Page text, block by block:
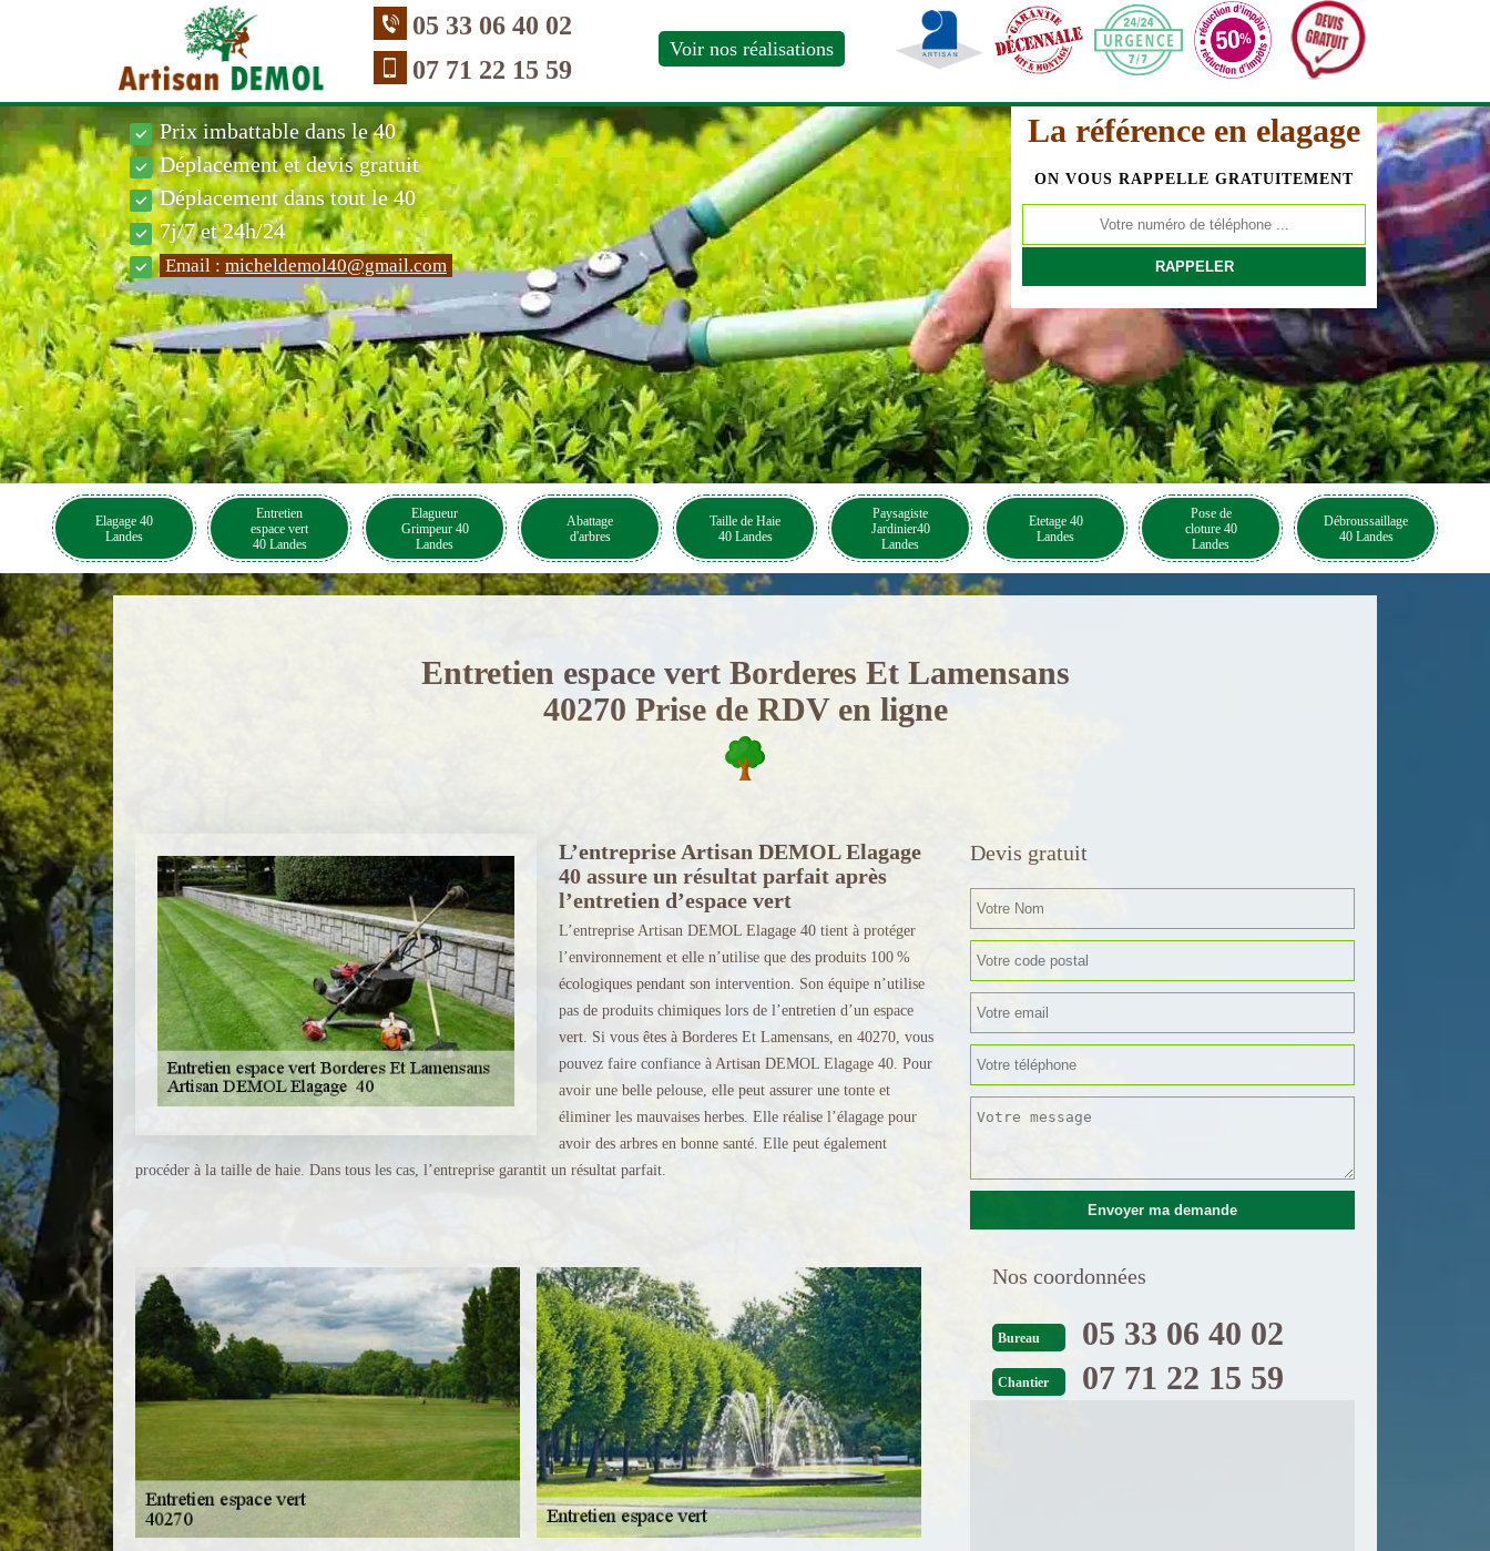
05 33 06 40 02
07 71 22 15 59
Voir nos réalisations
La référence en elagage
ON VOUS RAPPELLE GRATUITEMENT
Prix imbattable dans le 40
Déplacement et devis gratuit
Déplacement dans tout le 40
7j/7 et 24h/24
Email : micheldemol40@gmail.com
Elagage 40
Landes
Entretien
espace vert
40 Landes
Elagueur
Grimpeur 40
Landes
Abattage
d'arbres
Taille de Haie
40 Landes
Paysagiste
Jardinier40
Landes
Etetage 40
Landes
Pose de
cloture 40
Landes
Débroussaillage
40 Landes
Entretien espace vert Borderes Et Lamensans
40270 Prise de RDV en ligne
L’entreprise Artisan DEMOL Elagage
40 assure un résultat parfait après
l’entretien d’espace vert
L’entreprise Artisan DEMOL Elagage 40 tient à protéger
l’environnement et elle n’utilise que des produits 100 %
écologiques pendant son intervention. Son équipe n’utilise
pas de produits chimiques lors de l’entretien d’un espace
vert. Si vous êtes à Borderes Et Lamensans, en 40270, vous
pouvez faire confiance à Artisan DEMOL Elagage 40. Pour
avoir une belle pelouse, elle peut assurer une tonte et
éliminer les mauvaises herbes. Elle réalise l’élagage pour
avoir des arbres en bonne santé. Elle peut également
procéder à la taille de haie. Dans tous les cas, l’entreprise garantit un résultat parfait.
Devis gratuit
Nos coordonnées
Bureau 05 33 06 40 02
Chantier 07 71 22 15 59